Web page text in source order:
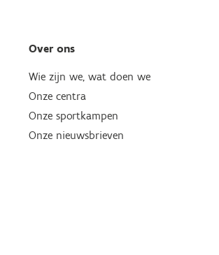
Over ons
Wie zijn we, wat doen we
Onze centra
Onze sportkampen
Onze nieuwsbrieven